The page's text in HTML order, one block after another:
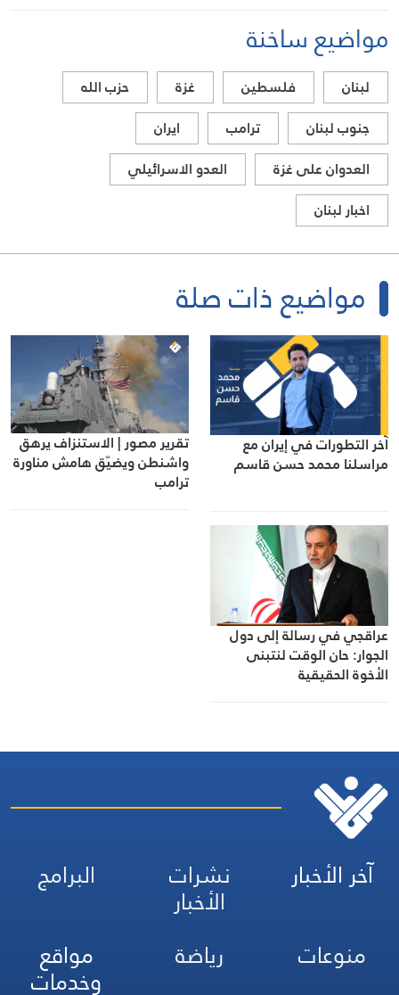
مواضيع ساخنة
لبنان فلسطين غزة
حزب الله
جنوب لبنان
ترامب
ايران
العدوان على غزة
العدو الاسرائيلي
اخبار لبنان
مواضيع ذات صلة
آخر التطورات في إيران مع
مراسلنا محمد حسن قاسم
تقرير مصور | الاستنزاف يرهق
واشنطن ويضيّق هامش مناورة
ترامب
عراقجي في رسالة إلى دول
الجوار: حان الوقت لنتبنى
الأخوة الحقيقية
آخر الأخبار نشرات
الأخبار
البرامج
منوعات
رياضة مواقع
وخدمات